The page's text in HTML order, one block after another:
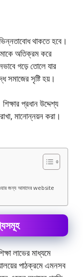
থাকতে হবে।
অতিক্রম করে
গড়ে তােলে যার
সমাজের সৃষ্টি হয়।
প্রধান উদ্দেশ্য
মানোন্নয়ন করা।
জন্য আমাদের website
লাভের মাধ্যমে
পাঠক্রমে এমনসব